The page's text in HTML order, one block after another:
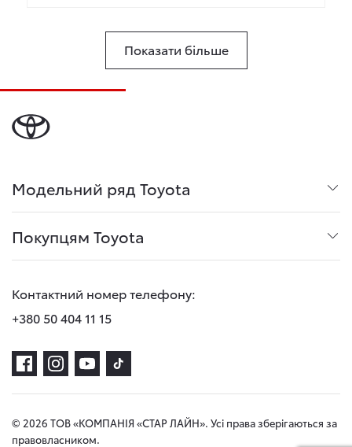
Показати більше
Модельний ряд Toyota
Покупцям Toyota
Контактний номер телефону:
+380 50 404 11 15
© 2026 ТОВ «КОМПАНІЯ «СТАР ЛАЙН». Усі права зберігаються за
правовласником.